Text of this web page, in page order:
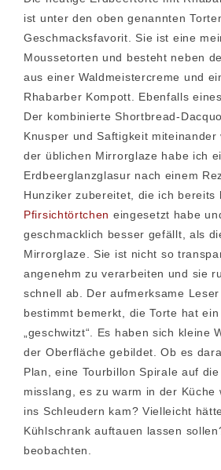
ist unter den oben genannten
Geschmacksfavorit. Sie ist eine
Moussetorten und besteht neben
aus einer Waldmeistercreme und
Rhabarber Kompott. Ebenfalls
Der kombinierte Shortbread-
Knusper und Saftigkeit
der üblichen Mirrorglaze habe ich
Erdbeerglanzglasur nach einem
Hunziker zubereitet, die ich bereits
Pfirsichtörtchen eingesetzt habe
geschmacklich besser gefällt, als
Mirrorglaze. Sie ist nicht so
angenehm zu verarbeiten und sie
schnell ab. Der aufmerksame Leser
bestimmt bemerkt, die Torte hat ein
„geschwitzt“. Es haben sich kleine
der Oberfläche gebildet. Ob es
Plan, eine Tourbillon Spirale auf die
misslang, es zu warm in der Küche
ins Schleudern kam? Vielleicht
Kühlschrank auftauen lassen
beobachten.